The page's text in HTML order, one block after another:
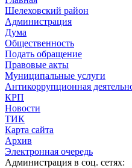
Шелеховский район
Администрация
Дума
Общественность
Подать обращение
Правовые акты
Муниципальные услуги
Антикоррупционная
КРП
Новости
ТИК
Карта сайта
Архив
Электронная очередь
Администрация в соц. сетях: